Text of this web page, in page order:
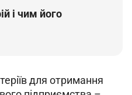
і чим його
для отримання